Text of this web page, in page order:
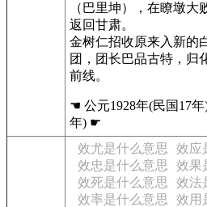
（巴里坤），在瞭墩
返回甘肃。
金树仁招收原来入新的
团，团长巴品古特，归
前线。
☚ 公元1928年(民国17
年) ☛
效尤是什么意思
效应
效忠是什么意思
效果
效死是什么意思
效法
效率是什么意思
效用